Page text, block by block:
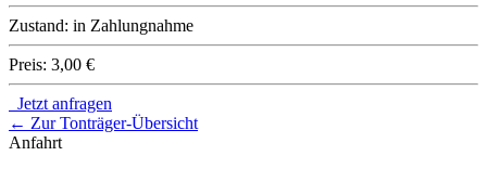
Zustand: in Zahlungnahme
Preis: 3,00 €
Jetzt anfragen
← Zur Tonträger-Übersicht
Anfahrt